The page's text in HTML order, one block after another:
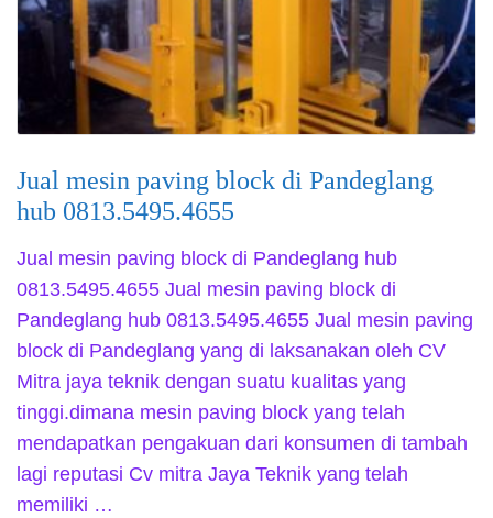
Jual mesin paving block di Pandeglang
hub 0813.5495.4655
Jual mesin paving block di Pandeglang hub
0813.5495.4655 Jual mesin paving block di
Pandeglang hub 0813.5495.4655 Jual mesin paving
block di Pandeglang yang di laksanakan oleh CV
Mitra jaya teknik dengan suatu kualitas yang
tinggi.dimana mesin paving block yang telah
mendapatkan pengakuan dari konsumen di tambah
lagi reputasi Cv mitra Jaya Teknik yang telah
memiliki …